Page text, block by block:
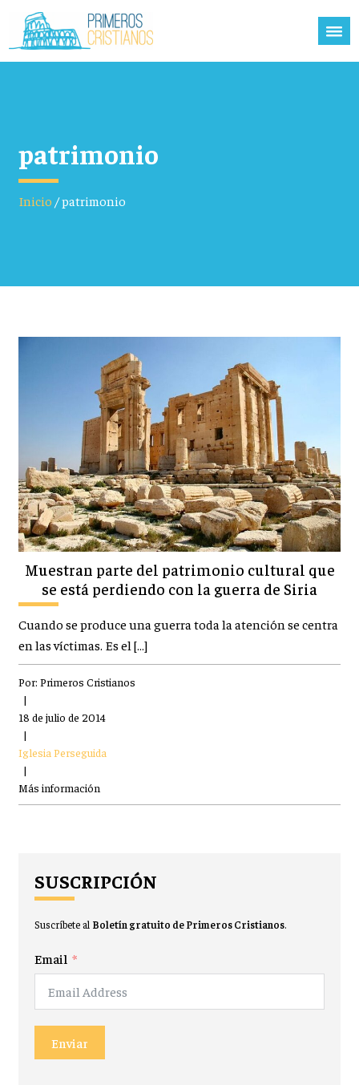
patrimonio
Inicio/patrimonio
Muestran parte del patrimonio cultural que
se está perdiendo con la guerra de Siria
Cuando se produce una guerra toda la atención se centra
en las víctimas. Es el […]
Por: Primeros Cristianos
|
18 de julio de 2014
|
Iglesia Perseguida
|
Más información
SUSCRIPCIÓN
Suscríbete al Boletín gratuito de Primeros Cristianos.
Email
Enviar